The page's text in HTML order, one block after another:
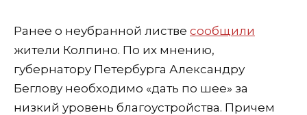
Ранее о неубранной листве сообщили
жители Колпино. По их мнению,
губернатору Петербурга Александру
Беглову необходимо «дать по шее» за
низкий уровень благоустройства. Причем